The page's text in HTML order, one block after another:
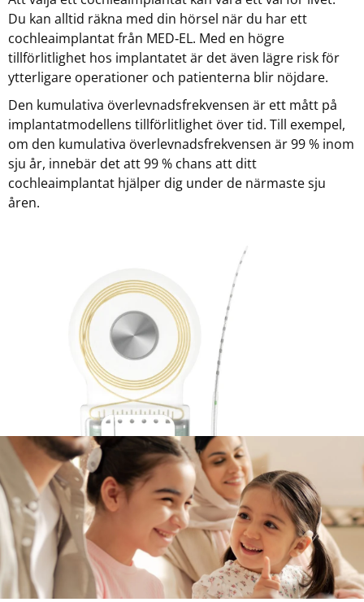
Du kan alltid räkna med din hörsel när du har ett
cochleaimplantat från MED‑EL. Med en högre
tillförlitlighet hos implantatet är det även lägre risk för
ytterligare operationer och patienterna blir nöjdare.
Den kumulativa överlevnadsfrekvensen är ett mått på
implantatmodellens tillförlitlighet över tid. Till exempel,
om den kumulativa överlevnadsfrekvensen är 99 % inom
sju år, innebär det att 99 % chans att ditt
cochleaimplantat hjälper dig under de närmaste sju
åren.